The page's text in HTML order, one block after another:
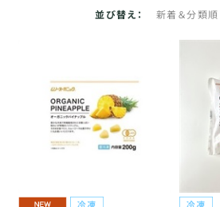
並び替え： 新着＆分類順